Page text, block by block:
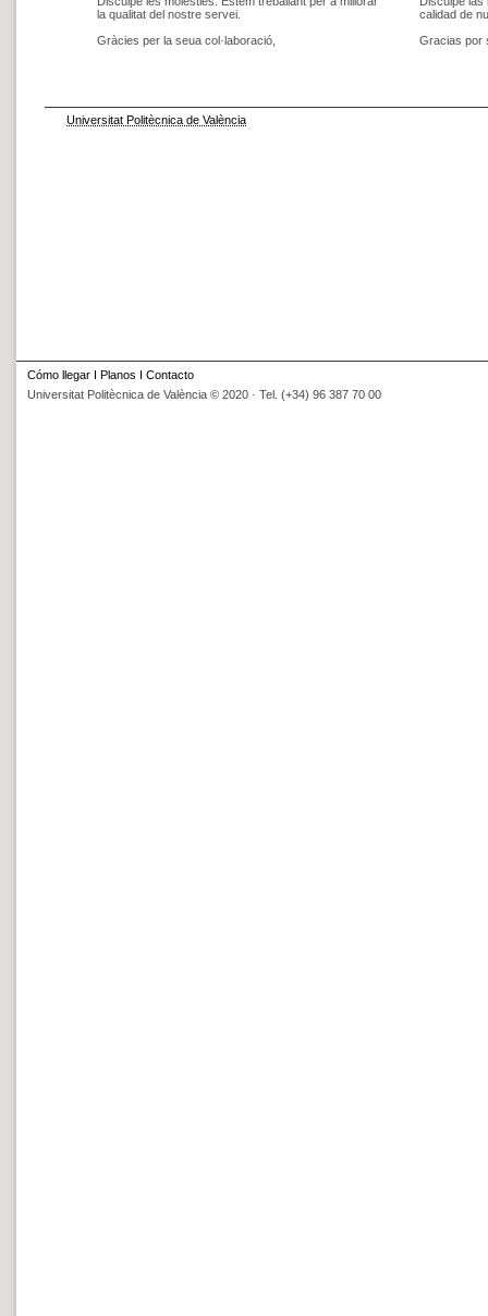
Cómo llegar I Planos I Contacto
Universitat Politècnica de València © 2020 · Tel. (+34) 96 387 70 00